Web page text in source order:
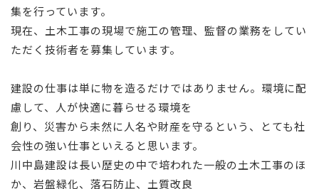
お問い合わせ
集を行っています。
現在、土木工事の現場で施工の管理、監督の業務をしてい
ただく技術者を募集しています。
建設の仕事は単に物を造るだけではありません。環境に配
慮して、人が快適に暮らせる環境を
創り、災害から未然に人名や財産を守るという、とても社
会性の強い仕事といえると思います。
川中島建設は長い歴史の中で培われた一般の土木工事のほ
か、岩盤緑化、落石防止、土質改良